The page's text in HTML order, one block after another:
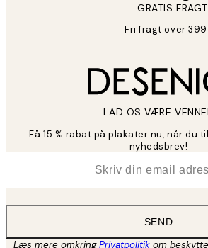
GRATIS FRAGT
Fri fragt over 399
LAD OS VÆRE
Få 15 % rabat på plakater nu, når du
nyhedsbrev!
SEND
Læs mere omkringPrivatpolitik om